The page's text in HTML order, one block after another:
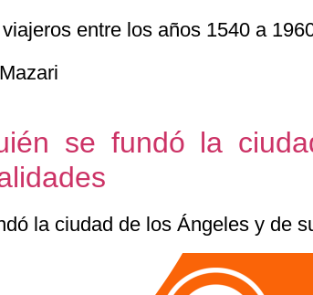
se fundó la